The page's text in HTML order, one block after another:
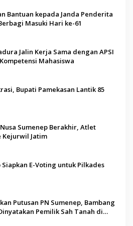
Bantuan kepada Janda Penderita
Masuki Hari ke-61
Jalin Kerja Sama dengan APSI
Mahasiswa
Bupati Pamekasan Lantik 85
Sumenep Berakhir, Atlet
Kejurwil Jatim
Siapkan E-Voting untuk Pilkades
Putusan PN Sumenep, Bambang
Pemilik Sah Tanah di